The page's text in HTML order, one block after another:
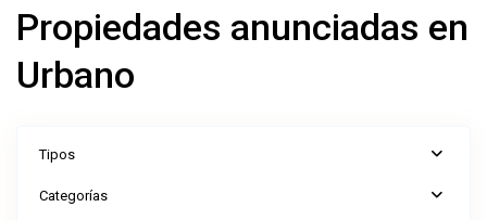
Propiedades anunciadas en
Urbano
Tipos
Categorías